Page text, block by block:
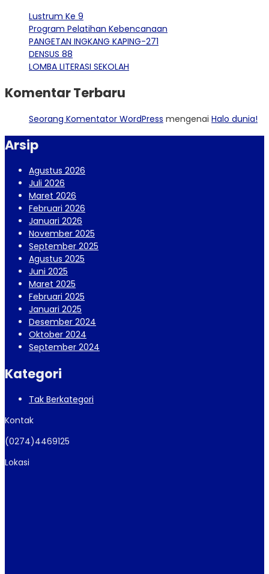
Lustrum Ke 9
Program Pelatihan Kebencanaan
PANGETAN INGKANG KAPING-271
DENSUS 88
LOMBA LITERASI SEKOLAH
Komentar Terbaru
Seorang Komentator WordPress mengenai Halo dunia!
Arsip
Agustus 2026
Juli 2026
Maret 2026
Februari 2026
Januari 2026
November 2025
September 2025
Agustus 2025
Juni 2025
Maret 2025
Februari 2025
Januari 2025
Desember 2024
Oktober 2024
September 2024
Kategori
Tak Berkategori
Kontak
(0274)4469125
Lokasi